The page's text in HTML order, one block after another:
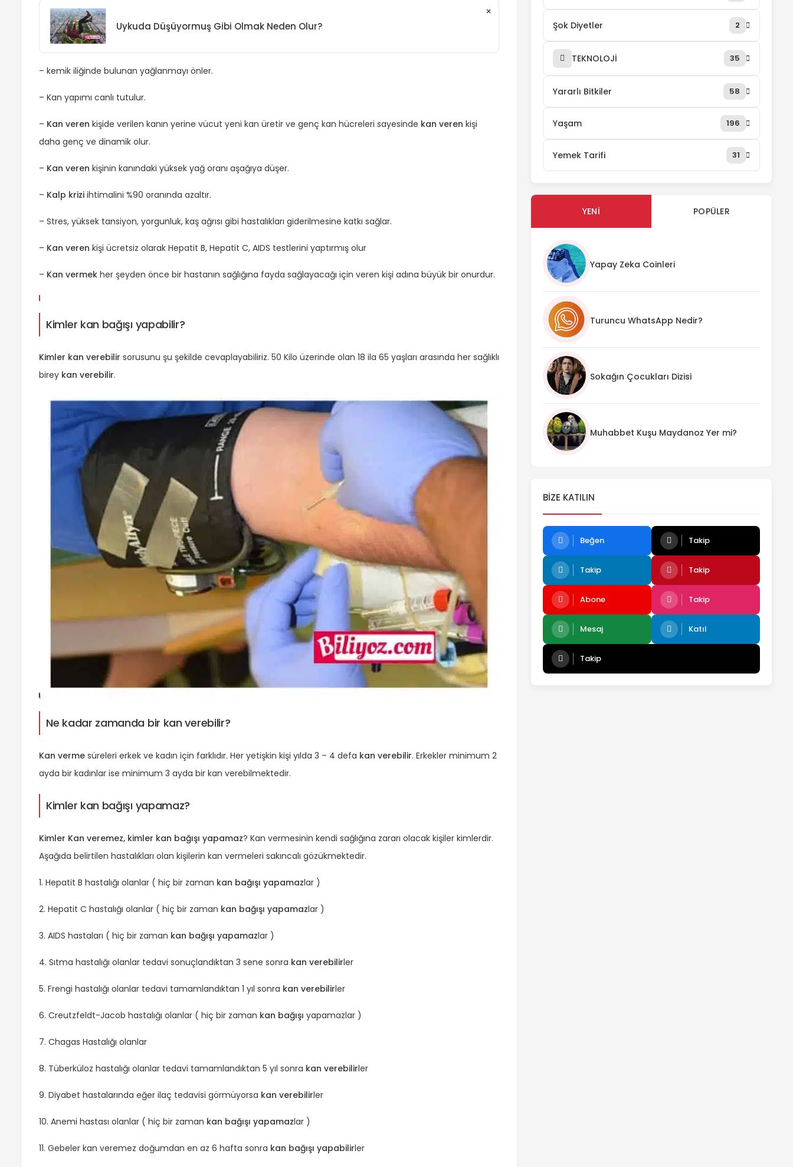
Uykuda Düşüyormuş Gibi Olmak Neden Olur?
×
– kemik iliğinde bulunan yağlanmayı önler.
– Kan yapımı canlı tutulur.
– Kan veren kişide verilen kanın yerine vücut yeni kan üretir ve genç kan hücreleri sayesinde kan veren kişi
daha genç ve dinamik olur.
– Kan veren kişinin kanındaki yüksek yağ oranı aşağıya düşer.
– Kalp krizi ihtimalini %90 oranında azaltır.
– Stres, yüksek tansiyon, yorgunluk, kaş ağrısı gibi hastalıkları giderilmesine katkı sağlar.
– Kan veren kişi ücretsiz olarak Hepatit B, Hepatit C, AIDS testlerini yaptırmış olur
– Kan vermek her şeyden önce bir hastanın sağlığına fayda sağlayacağı için veren kişi adına büyük bir onurdur.
Kimler kan bağışı yapabilir?
Kimler kan verebilir sorusunu şu şekilde cevaplayabiliriz. 50 Kilo üzerinde olan 18 ila 65 yaşları arasında her sağlıklı
birey kan verebilir.
Ne kadar zamanda bir kan verebilir?
Kan verme süreleri erkek ve kadın için farklıdır. Her yetişkin kişi yılda 3 – 4 defa kan verebilir. Erkekler minimum 2
ayda bir kadınlar ise minimum 3 ayda bir kan verebilmektedir.
Kimler kan bağışı yapamaz?
Kimler Kan veremez, kimler kan bağışı yapamaz? Kan vermesinin kendi sağlığına zararı olacak kişiler kimlerdir.
Aşağıda belirtilen hastalıkları olan kişilerin kan vermeleri sakıncalı gözükmektedir.
1. Hepatit B hastalığı olanlar ( hiç bir zaman kan bağışı yapamazlar )
2. Hepatit C hastalığı olanlar ( hiç bir zaman kan bağışı yapamazlar )
3. AIDS hastaları ( hiç bir zaman kan bağışı yapamazlar )
4. Sıtma hastalığı olanlar tedavi sonuçlandıktan 3 sene sonra kan verebilirler
5. Frengi hastalığı olanlar tedavi tamamlandıktan 1 yıl sonra kan verebilirler
6. Creutzfeldt-Jacob hastalığı olanlar ( hiç bir zaman kan bağışı yapamazlar )
7. Chagas Hastalığı olanlar
8. Tüberküloz hastalığı olanlar tedavi tamamlandıktan 5 yıl sonra kan verebilirler
9. Diyabet hastalarında eğer ilaç tedavisi görmüyorsa kan verebilirler
10. Anemi hastası olanlar ( hiç bir zaman kan bağışı yapamazlar )
11. Gebeler kan veremez doğumdan en az 6 hafta sonra kan bağışı yapabilirler
Şok Diyetler 2
TEKNOLOJİ 35
Yararlı Bitkiler 58
Yaşam 196
Yemek Tarifi 31
YENI POPÜLER
Yapay Zeka Coinleri
Turuncu WhatsApp Nedir?
Sokağın Çocukları Dizisi
Muhabbet Kuşu Maydanoz Yer mi?
BIZE KATILIN
Beğen Takip
Takip Takip
Abone Takip
Mesaj Katıl
Takip